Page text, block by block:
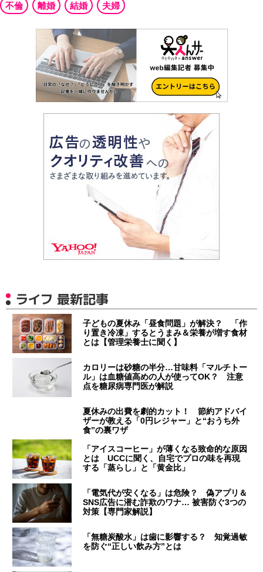
不倫
離婚 結婚 夫婦
ライフ 最新記事
子どもの夏休み「昼食問題」が解決？ 「作
り置き冷凍」するとうまみ＆栄養が増す食材
とは【管理栄養士に聞く】
カロリーは砂糖の半分…甘味料「マルチトー
ル」は血糖値高めの人が使ってOK？ 注意
点を糖尿病専門医が解説
夏休みの出費を劇的カット！ 節約アドバイ
ザーが教える「0円レジャー」と“おうち外
食”の裏ワザ
「アイスコーヒー」が薄くなる致命的な原因
とは UCCに聞く、自宅でプロの味を再現
する「蒸らし」と「黄金比」
「電気代が安くなる」は危険？ 偽アプリ＆
SNS広告に潜む詐欺のワナ… 被害防ぐ3つの
対策【専門家解説】
「無糖炭酸水」は歯に影響する？ 知覚過敏
を防ぐ“正しい飲み方”とは